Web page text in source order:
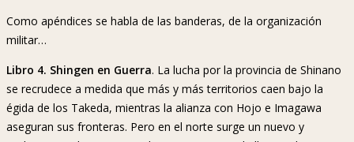
Como apéndices se habla de las banderas, de la organización
militar…
Libro 4. Shingen en Guerra. La lucha por la provincia de Shinano
se recrudece a medida que más y más territorios caen bajo la
égida de los Takeda, mientras la alianza con Hojo e Imagawa
aseguran sus fronteras. Pero en el norte surge un nuevo y